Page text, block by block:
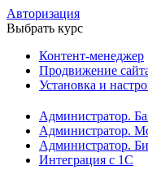
Авторизация
Выбрать курс
Контент-менеджер
Продвижение
Установка и
Администратор.
Администратор.
Администратор.
Интеграция с 1С